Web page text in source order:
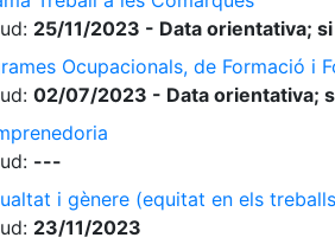
25/11/2023 - Data orientativa;
Ocupacionals, de Formació i
02/07/2023 - Data orientativa;
---
i gènere (equitat en els
23/11/2023